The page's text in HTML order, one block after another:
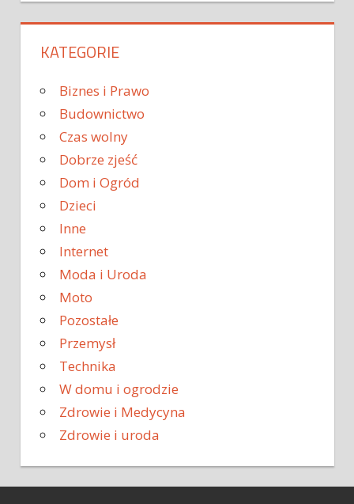
KATEGORIE
Biznes i Prawo
Budownictwo
Czas wolny
Dobrze zjeść
Dom i Ogród
Dzieci
Inne
Internet
Moda i Uroda
Moto
Pozostałe
Przemysł
Technika
W domu i ogrodzie
Zdrowie i Medycyna
Zdrowie i uroda